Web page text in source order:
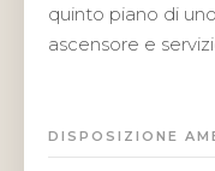
quinto piano di
ascensore e
DISPOSIZIONE